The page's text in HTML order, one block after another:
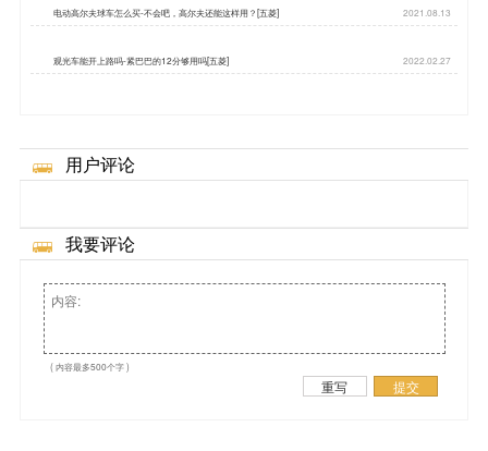
电动高尔夫球车怎么买-不会吧，高尔夫还能这样用？[五菱] 2021.08.13
观光车能开上路吗-紧巴巴的12分够用吗[五菱] 2022.02.27
用户评论
我要评论
( 内容最多500个字 )
重写 提交